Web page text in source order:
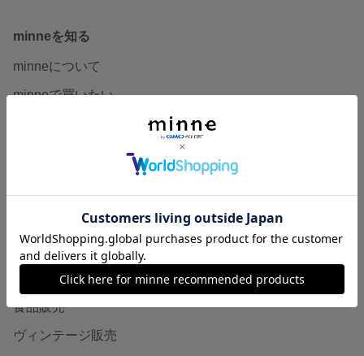
minneを知る
minneについて
minneで買いたい
作品販売について
minneで売りたい
食品販売
ヴィンテージ販売